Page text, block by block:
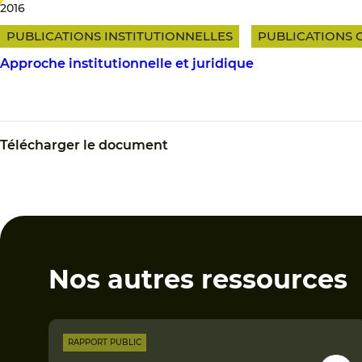
2016
PUBLICATIONS INSTITUTIONNELLES
PUBLICATIONS
Approche institutionnelle et juridique
Télécharger le document
Nos autres ressources
RAPPORT PUBLIC